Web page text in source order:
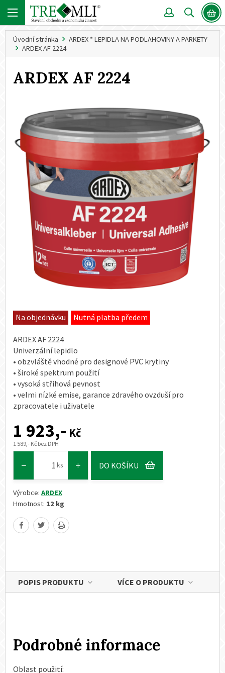
Úvodní stránka
ARDEX * LEPIDLA NA PODLAHOVINY A PARKETY
ARDEX AF 2224
ARDEX AF 2224
Na objednávku Nutná platba předem
ARDEX AF 2224
Univerzální lepidlo
• obzvláště vhodné pro designové PVC krytiny
• široké spektrum použití
• vysoká střihová pevnost
• velmi nízké emise, garance zdravého ovzduší pro
zpracovatele i uživatele
1 923,- Kč
1 589,- Kč bez DPH
ks DO KOŠÍKU
Výrobce: ARDEX
Hmotnost: 12 kg
POPIS PRODUKTU VÍCE O PRODUKTU
Podrobné informace
Oblast použití: